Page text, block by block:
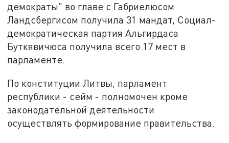
демократы" во главе с Габриелюсом
Ландсбергисом получила 31 мандат, Социал-
демократическая партия Альгирдаса
Буткявичюса получила всего 17 мест в
парламенте.
По конституции Литвы, парламент
республики - сейм - полномочен кроме
законодательной деятельности
осуществлять формирование правительства.